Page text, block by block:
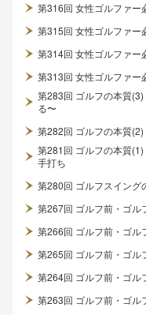
第316回 女性ゴルファー
第315回 女性ゴルファー
第314回 女性ゴルファー
第313回 女性ゴルファー
第283回 ゴルフの本質
る〜
第282回 ゴルフの本質
第281回 ゴルフの本質
手打ち
第280回 ゴルフスイング
第267回 ゴルフ前・ゴル
第266回 ゴルフ前・ゴル
第265回 ゴルフ前・ゴル
第264回 ゴルフ前・ゴル
第263回 ゴルフ前・ゴル